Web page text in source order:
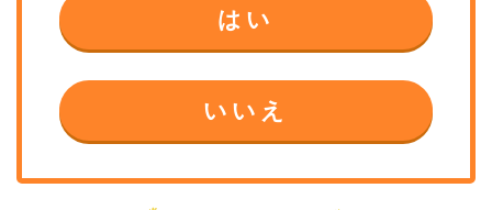
はい
いいえ